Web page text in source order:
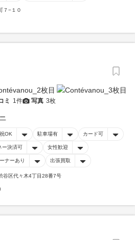
７−１０
ミ 1件 写真 3枚
OK 駐車場有 カード可
ー決済可 女性歓迎
ナーあり 出張買取
谷区代々木4丁目28番7号